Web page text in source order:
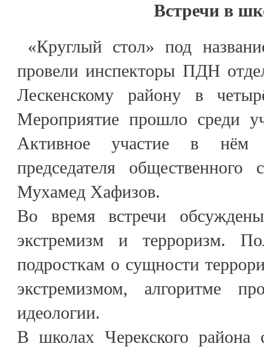
Встречи в
«Круглый стол» под
провели инспекторы ПДН
Лескенскому району в
Мероприятие прошло среди
Активное участие в нём
председателя общественного
Мухамед Хафизов.
Во время встречи
экстремизм и терроризм.
подросткам о сущности
экстремизмом, алгоритме
идеологии.
В школах Черекского района